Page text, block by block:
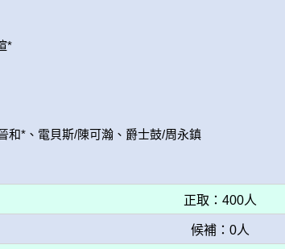
*
和*、電貝斯/陳可瀚、爵士鼓/周永鎮
正取：400人
候補：0人